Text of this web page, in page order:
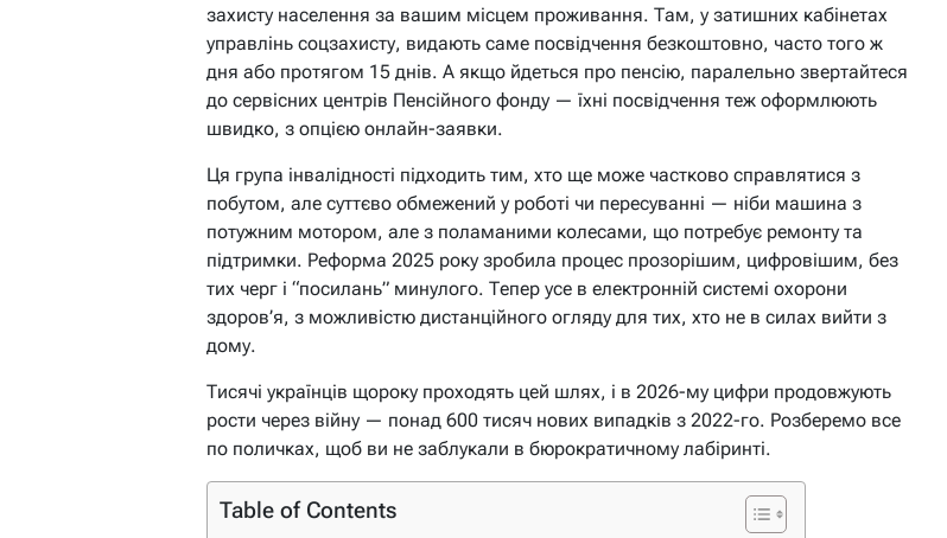
захисту населення за вашим місцем проживання. Там, у затишних кабінетах
управлінь соцзахисту, видають саме посвідчення безкоштовно, часто того ж
дня або протягом 15 днів. А якщо йдеться про пенсію, паралельно звертайтеся
до сервісних центрів Пенсійного фонду — їхні посвідчення теж оформлюють
швидко, з опцією онлайн-заявки.
Ця група інвалідності підходить тим, хто ще може частково справлятися з
побутом, але суттєво обмежений у роботі чи пересуванні — ніби машина з
потужним мотором, але з поламаними колесами, що потребує ремонту та
підтримки. Реформа 2025 року зробила процес прозорішим, цифровішим, без
тих черг і “посилань” минулого. Тепер усе в електронній системі охорони
здоров’я, з можливістю дистанційного огляду для тих, хто не в силах вийти з
дому.
Тисячі українців щороку проходять цей шлях, і в 2026-му цифри продовжують
рости через війну — понад 600 тисяч нових випадків з 2022-го. Розберемо все
по поличках, щоб ви не заблукали в бюрократичному лабіринті.
Table of Contents